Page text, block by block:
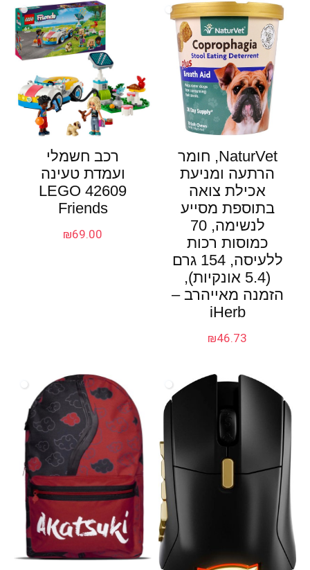
NaturVet‏, חומר
הרתעה ומניעת
אכילת צואה
בתוספת מסייע
לנשימה, 70
כמוסות רכות
ללעיסה, 154 גרם
(5.4 אונקיות),
הזמנה מאייהרב –
iHerb
₪46.73
רכב חשמלי
ועמדת טעינה
42609 LEGO
Friends
₪69.00